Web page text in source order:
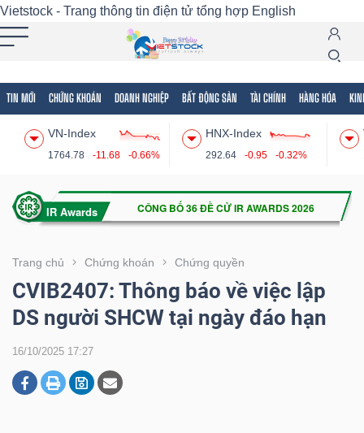
Vietstock - Trang thông tin điện tử tổng hợp English
TIN MỚI CHỨNG KHOÁN DOANH NGHIỆP BẤT ĐỘNG SẢN TÀI CHÍNH HÀNG HÓA
VN-Index
1764.78 -11.68 -0.66%
HNX-Index
292.64 -0.95 -0.32%
Trang chủ Chứng khoán Chứng quyền
CVIB2407: Thông báo về việc lập
DS người SHCW tại ngày đáo hạn
16/10/2025 17:27
Tất cả Tính năng Ngành Mã chứng khoán
Tính
(-)
VIETSTOCK
CHỨNG